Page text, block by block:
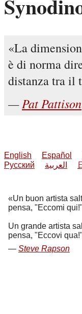
La
è di norma
distanza tra il
Pat Pattison
English Español
Русский
العربية
Un buon artista
pensa, "Eccomi qui!"
Un grande artista
pensa, "Eccovi qua!"
Steve Rapson